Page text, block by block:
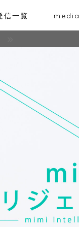
信一覧 media